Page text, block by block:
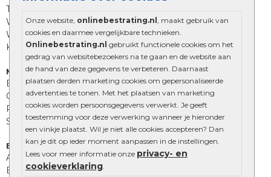
Onze website, onlinebestrating.nl , maakt gebruik van
cookies en daarmee vergelijkbare technieken.
Onlinebestrating.nl gebruikt functionele cookies om het
gedrag van websitebezoekers na te gaan en de website aan
de hand van deze gegevens te verbeteren. Daarnaast
plaatsen derden marketing cookies om gepersonaliseerde
advertenties te tonen. Met het plaatsen van marketing
cookies worden persoonsgegevens verwerkt. Je geeft
toestemming voor deze verwerking wanneer je hieronder
een vinkje plaatst. Wil je niet alle cookies accepteren? Dan
kan je dit op ieder moment aanpassen in de instellingen.
Lees voor meer informatie onze privacy- en
cookieverklaring
Tuinstenen
Waalformaat
Wildverband bestrating
Kingstones
Muurelementen
Betonbielzen
Opsluitbanden
Palissades
Stapelblokken
Extra benodigdheden
Afwatering en diversen
Beplantings en betonelementen